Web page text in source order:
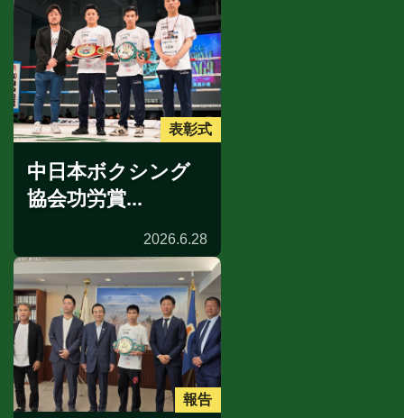
表彰式
中日本ボクシング
協会功労賞...
2026.6.28
報告